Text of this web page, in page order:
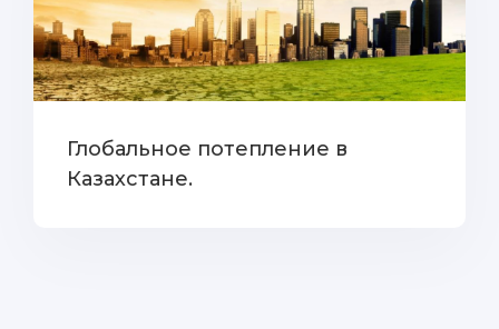
Глобальное потепление в
Казахстане.